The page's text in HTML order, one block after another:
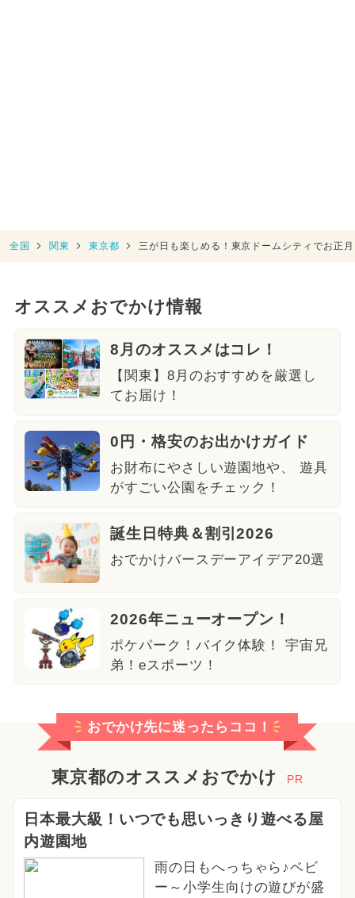
全国 関東 東京都 三が日も楽しめる！東京ドームシティでお正
オススメおでかけ情報
8月のオススメはコレ！
【関東】8月のおすすめを厳選し
てお届け！
0円・格安のお出かけガイド
お財布にやさしい遊園地や、 遊具
がすごい公園をチェック！
誕生日特典＆割引2026
おでかけバースデーアイデア20選
2026年ニューオープン！
ポケパーク！バイク体験！ 宇宙兄
弟！eスポーツ！
おでかけ先に迷ったらココ！
東京都のオススメおでかけ PR
日本最大級！いつでも思いっきり遊べる屋
内遊園地
雨の日もへっちゃら♪ベビ
ー～小学生向けの遊びが盛